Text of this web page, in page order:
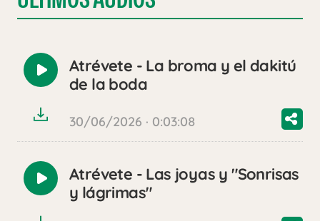
Reproducir
audio
Atrévete - La broma y el dakitú
de la boda
30/06/2026 · 0:03:08
Reproducir
audio
Atrévete - Las joyas y "Sonrisas
y lágrimas"